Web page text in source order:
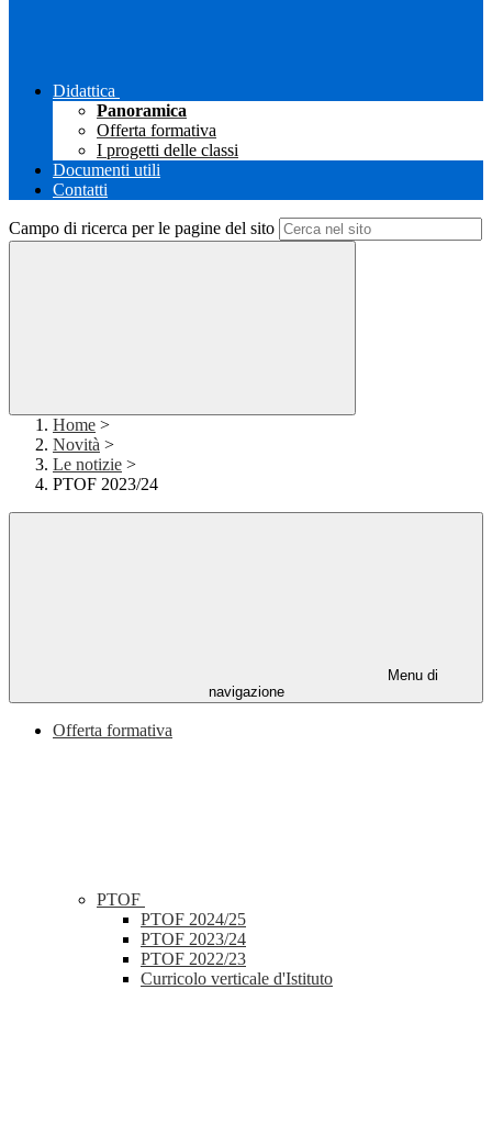
Didattica
Panoramica
Offerta formativa
I progetti delle classi
Documenti utili
Contatti
Campo di ricerca per le pagine del sito
Home >
Novità >
Le notizie >
PTOF 2023/24
Menu di
navigazione
Offerta formativa
PTOF
PTOF 2024/25
PTOF 2023/24
PTOF 2022/23
Curricolo verticale d'Istituto